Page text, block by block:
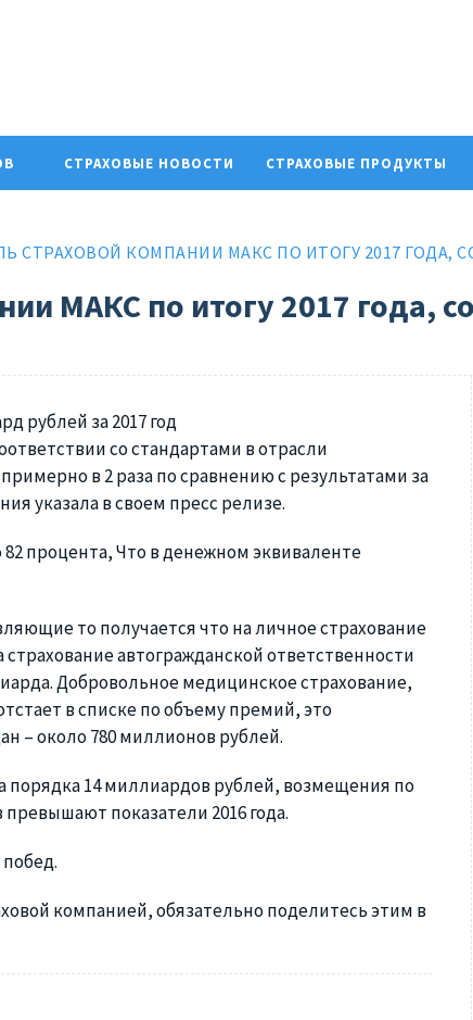
СТРАХОВЫЕ НОВОСТИ СТРАХОВЫЕ ПРОДУКТЫ
СТРАХОВОЙ КОМПАНИИ МАКС ПО ИТОГУ 2017 ГОДА,
МАКС по итогу 2017 года,
со стандартами в отрасли
в 2 раза по сравнению с результатами за
указала в своем пресс релизе.
процента, Что в денежном эквиваленте
то получается что на личное страхование
автогражданской ответственности
Добровольное медицинское страхование,
в списке по объему премий, это
– около 780 миллионов рублей.
14 миллиардов рублей, возмещения по
показатели 2016 года.
компанией, обязательно поделитесь этим в